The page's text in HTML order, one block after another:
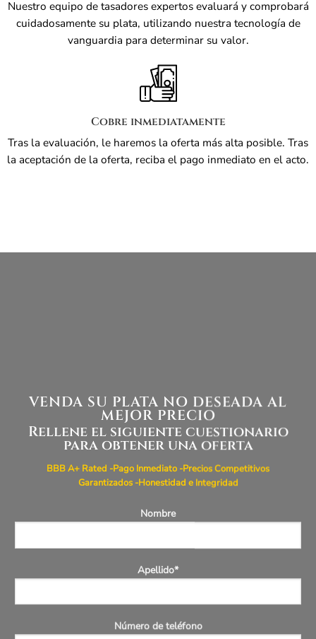
Nuestro equipo de tasadores expertos evaluará y comprobará
cuidadosamente su plata, utilizando nuestra tecnología de
vanguardia para determinar su valor.
Cobre inmediatamente
Tras la evaluación, le haremos la oferta más alta posible. Tras
la aceptación de la oferta, reciba el pago inmediato en el acto.
VENDA SU PLATA NO DESEADA AL
MEJOR PRECIO
Rellene el siguiente cuestionario
para obtener una oferta
BBB A+ Rated -Pago Inmediato -Precios Competitivos
Garantizados -Honestidad e Integridad
Nombre
Apellido*
Número de teléfono